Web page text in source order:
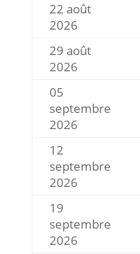
22 août
2026
29 août
2026
05
septembre
2026
12
septembre
2026
19
septembre
2026